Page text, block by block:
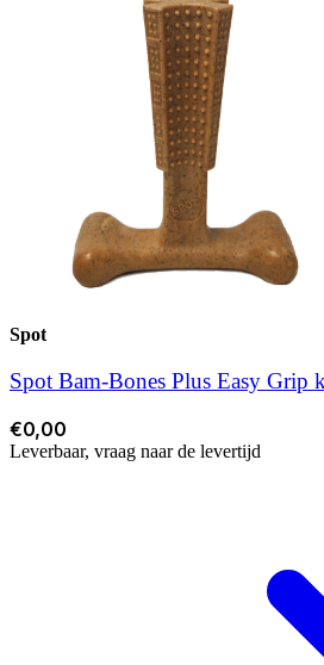
Spot
Spot Bam-Bones Plus Easy Grip
€0,00
Leverbaar, vraag naar de levertijd